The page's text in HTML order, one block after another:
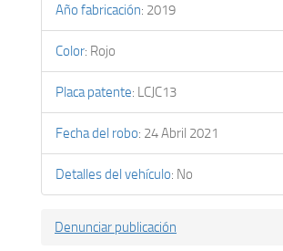
Año fabricación: 2019
Color: Rojo
Placa patente: LCJC13
Fecha del robo: 24 Abril 2021
Detalles del vehículo: No
Denunciar publicación